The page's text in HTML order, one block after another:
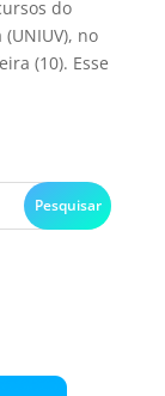
do
no
(10). Esse